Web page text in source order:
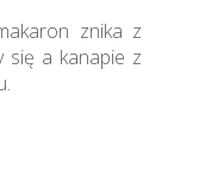
znika z
się a kanapie z